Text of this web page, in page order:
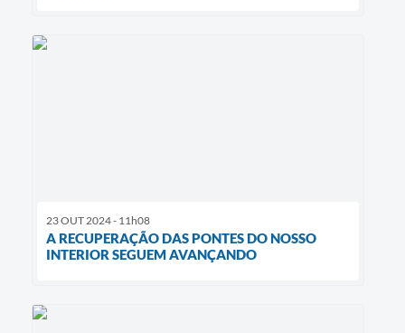
23 OUT 2024 - 11h08
A RECUPERAÇÃO DAS PONTES DO NOSSO
INTERIOR SEGUEM AVANÇANDO